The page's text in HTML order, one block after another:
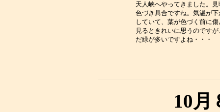
天人峡へやってきました。
色づき具合ですね。気温が
していて、葉が色づく前に
見るときれいに思うのです
10月